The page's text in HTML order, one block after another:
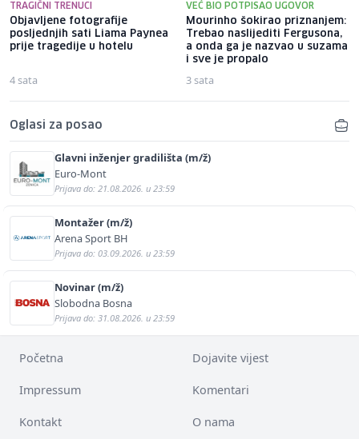
TRAGIČNI TRENUCI
Objavljene fotografije
posljednjih sati Liama ​​Paynea
prije tragedije u hotelu
4 sata
VEĆ BIO POTPISAO UGOVOR
Mourinho šokirao priznanjem:
Trebao naslijediti Fergusona,
a onda ga je nazvao u suzama
i sve je propalo
3 sata
Oglasi za posao
Glavni inženjer gradilišta (m/ž)
Euro-Mont
Prijava do: 21.08.2026. u 23:59
Montažer (m/ž)
Arena Sport BH
Prijava do: 03.09.2026. u 23:59
Novinar (m/ž)
Slobodna Bosna
Prijava do: 31.08.2026. u 23:59
Početna Dojavite vijest
Impressum Komentari
Kontakt O nama